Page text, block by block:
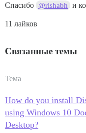
Спасибо @rishabh и
11 лайков
Связанные темы
Тема
How do you install
using Windows 10
Desktop?